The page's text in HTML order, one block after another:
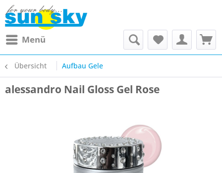
Menü
Übersicht Aufbau Gele
alessandro Nail Gloss Gel Rose